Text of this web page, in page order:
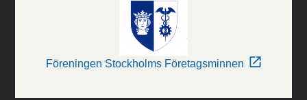
Föreningen Stockholms Företagsminnen